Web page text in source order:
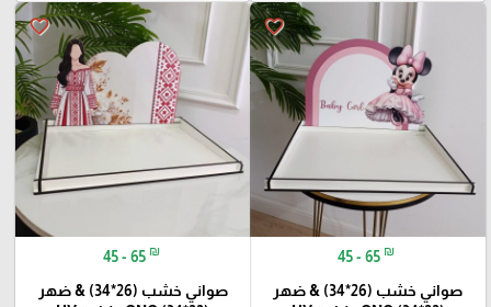
favorite_border
45 - 65 ₪
صواني خشب (26*34) & ضهر
favorite_border
45 - 65 ₪
صواني خشب (26*34) & ضهر